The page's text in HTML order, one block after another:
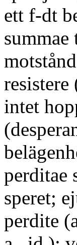
ett f-dt
intet
perditae
speret;
perdite